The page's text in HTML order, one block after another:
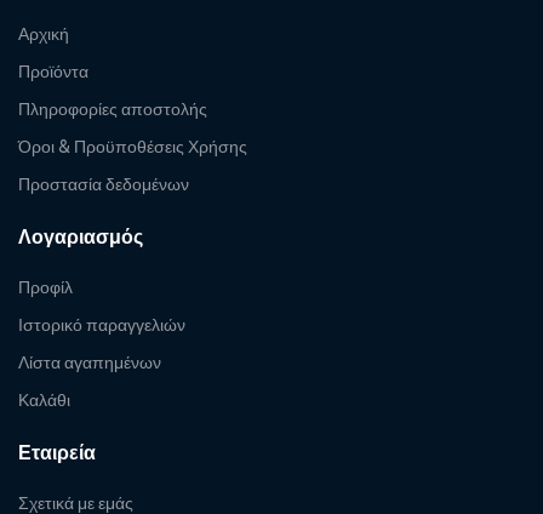
Αρχική
Προϊόντα
Πληροφορίες αποστολής
Όροι & Προϋποθέσεις Χρήσης
Προστασία δεδομένων
Λογαριασμός
Προφίλ
Ιστορικό παραγγελιών
Λίστα αγαπημένων
Καλάθι
Εταιρεία
Σχετικά με εμάς